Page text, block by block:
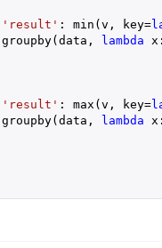
'result' : min(v, key=
groupby(data, lambda
'result' : max(v, key=
groupby(data, lambda